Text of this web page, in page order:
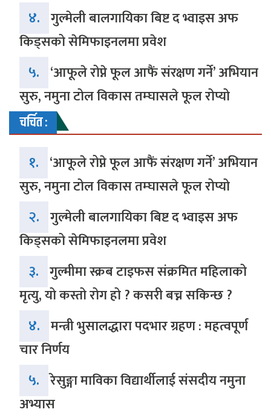
४. गुल्मेली बालगायिका बिष्ट द भ्वाइस अफ
किड्सको सेमिफाइनलमा प्रवेश
५. ‘आफूले रोप्ने फूल आफैं संरक्षण गर्ने’ अभियान
सुरु, नमुना टोल विकास तम्घासले फूल रोप्यो
चर्चित :
१. ‘आफूले रोप्ने फूल आफैं संरक्षण गर्ने’ अभियान
सुरु, नमुना टोल विकास तम्घासले फूल रोप्यो
२. गुल्मेली बालगायिका बिष्ट द भ्वाइस अफ
किड्सको सेमिफाइनलमा प्रवेश
३. गुल्मीमा स्क्रब टाइफस संक्रमित महिलाको
मृत्यु, यो कस्तो रोग हो ? कसरी बच्न सकिन्छ ?
४. मन्त्री भुसालद्धारा पदभार ग्रहण : महत्वपूर्ण
चार निर्णय
५. रेसुङ्गा माविका विद्यार्थीलाई संसदीय नमुना
अभ्यास